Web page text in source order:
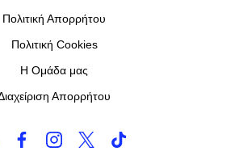
Πολιτική Απορρήτου
Πολιτική Cookies
Η Ομάδα μας
Απορρήτου